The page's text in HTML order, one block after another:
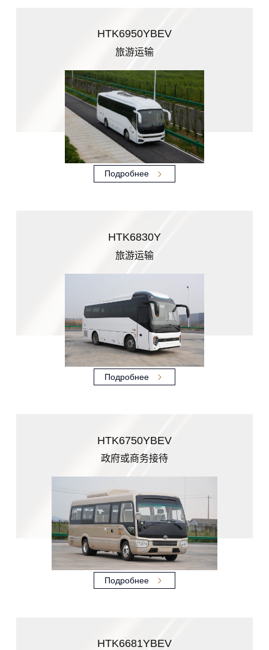
HTK6950YBEV
旅游运输
Подробнее
HTK6830Y
旅游运输
Подробнее
HTK6750YBEV
政府或商务接待
Подробнее
HTK6681YBEV